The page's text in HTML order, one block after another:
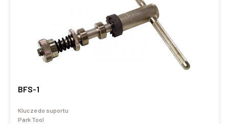
BFS-1
Klucze do suportu
Park Tool